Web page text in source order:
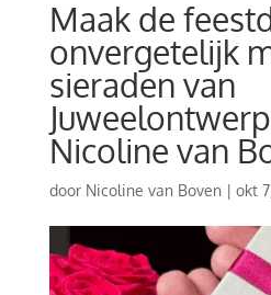
Maak de
onvergetelijk
sieraden van
Nicoline van
door Nicoline van Boven| okt